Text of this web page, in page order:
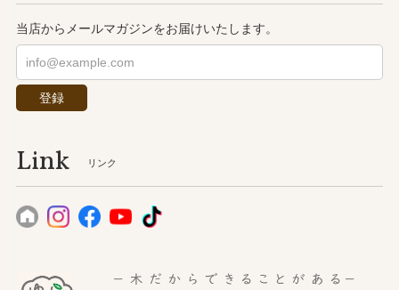
当店からメールマガジンをお届けいたします。
登録
Link リンク